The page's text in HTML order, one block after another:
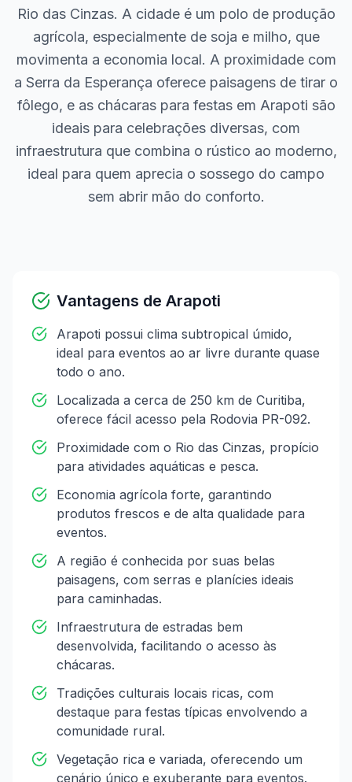
Rio das Cinzas. A cidade é um polo de produção
agrícola, especialmente de soja e milho, que
movimenta a economia local. A proximidade com
a Serra da Esperança oferece paisagens de tirar o
fôlego, e as chácaras para festas em Arapoti são
ideais para celebrações diversas, com
infraestrutura que combina o rústico ao moderno,
ideal para quem aprecia o sossego do campo
sem abrir mão do conforto.
Vantagens de Arapoti
Arapoti possui clima subtropical úmido,
ideal para eventos ao ar livre durante quase
todo o ano.
Localizada a cerca de 250 km de Curitiba,
oferece fácil acesso pela Rodovia PR-092.
Proximidade com o Rio das Cinzas, propício
para atividades aquáticas e pesca.
Economia agrícola forte, garantindo
produtos frescos e de alta qualidade para
eventos.
A região é conhecida por suas belas
paisagens, com serras e planícies ideais
para caminhadas.
Infraestrutura de estradas bem
desenvolvida, facilitando o acesso às
chácaras.
Tradições culturais locais ricas, com
destaque para festas típicas envolvendo a
comunidade rural.
Vegetação rica e variada, oferecendo um
cenário único e exuberante para eventos.